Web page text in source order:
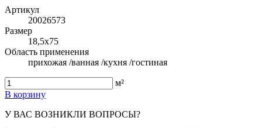
Артикул
20026573
Размер
18,5x75
Область применения
прихожая /ванная /кухня /гостиная
м²
В корзину
У ВАС ВОЗНИКЛИ ВОПРОСЫ?